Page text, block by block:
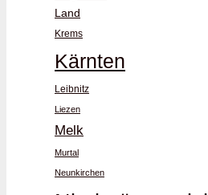
Land
Krems
Kärnten
Leibnitz
Liezen
Melk
Murtal
Neunkirchen